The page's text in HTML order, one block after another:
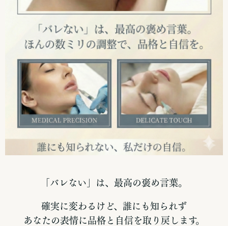
「バレない」は、最高の褒め言葉。
確実に変わるけど、誰にも知られず
あなたの表情に品格と自信を取り戻します。